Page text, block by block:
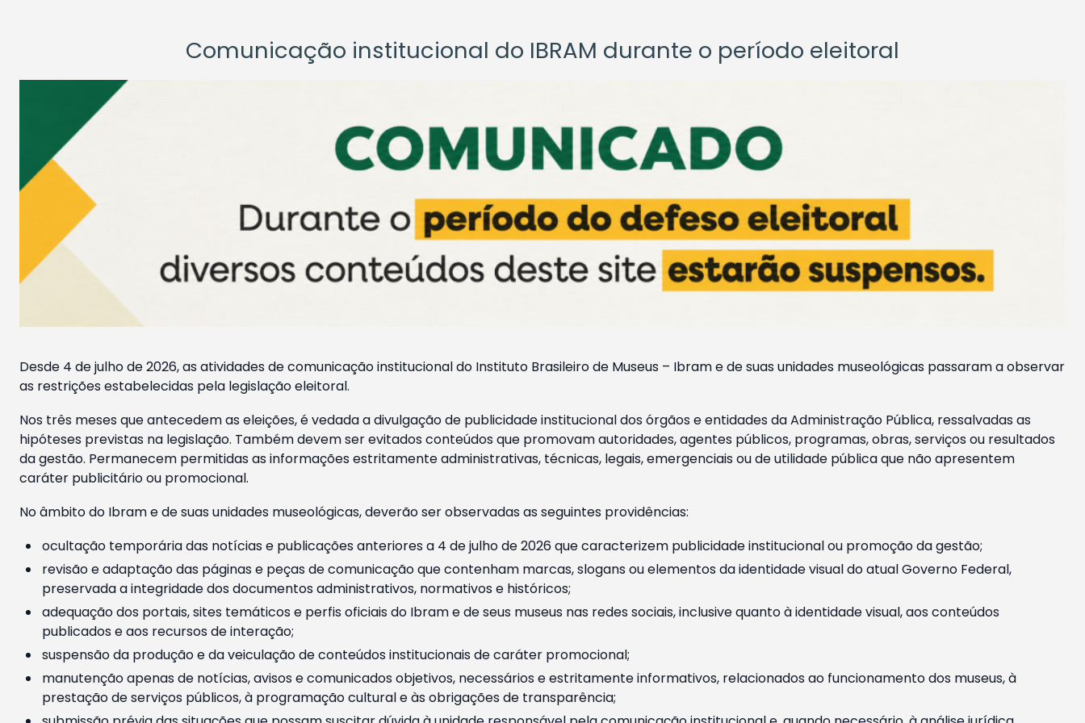
Comunicação institucional do IBRAM durante o período eleitoral
Desde 4 de julho de 2026, as atividades de comunicação institucional do Instituto Brasileiro de Museus – Ibram e de suas unidades museológicas passaram a observar
as restrições estabelecidas pela legislação eleitoral.
Nos três meses que antecedem as eleições, é vedada a divulgação de publicidade institucional dos órgãos e entidades da Administração Pública, ressalvadas as
hipóteses previstas na legislação. Também devem ser evitados conteúdos que promovam autoridades, agentes públicos, programas, obras, serviços ou resultados
da gestão. Permanecem permitidas as informações estritamente administrativas, técnicas, legais, emergenciais ou de utilidade pública que não apresentem
caráter publicitário ou promocional.
No âmbito do Ibram e de suas unidades museológicas, deverão ser observadas as seguintes providências:
ocultação temporária das notícias e publicações anteriores a 4 de julho de 2026 que caracterizem publicidade institucional ou promoção da gestão;
revisão e adaptação das páginas e peças de comunicação que contenham marcas, slogans ou elementos da identidade visual do atual Governo Federal,
preservada a integridade dos documentos administrativos, normativos e históricos;
adequação dos portais, sites temáticos e perfis oficiais do Ibram e de seus museus nas redes sociais, inclusive quanto à identidade visual, aos conteúdos
publicados e aos recursos de interação;
suspensão da produção e da veiculação de conteúdos institucionais de caráter promocional;
manutenção apenas de notícias, avisos e comunicados objetivos, necessários e estritamente informativos, relacionados ao funcionamento dos museus, à
prestação de serviços públicos, à programação cultural e às obrigações de transparência;